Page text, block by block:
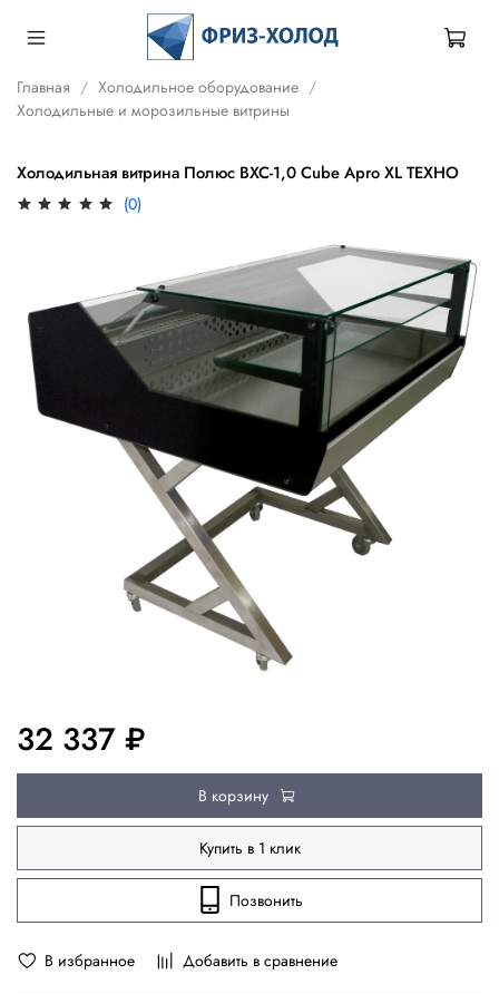
Главная
Холодильное оборудование
Холодильные и морозильные витрины
Холодильная витрина Полюс ВХС-1,0 Cube Арго XL ТЕХНО
(0)
В избранное Добавить в сравнение
32 337 ₽
В корзину
Купить в 1 клик
Позвонить